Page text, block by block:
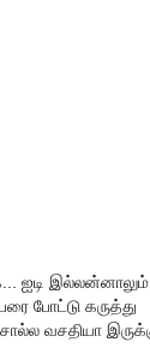
ஐடி இல்லன்னாலும்
போட்டு கருத்து
வசதியா